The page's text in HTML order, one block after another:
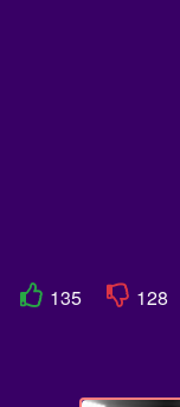
135 128